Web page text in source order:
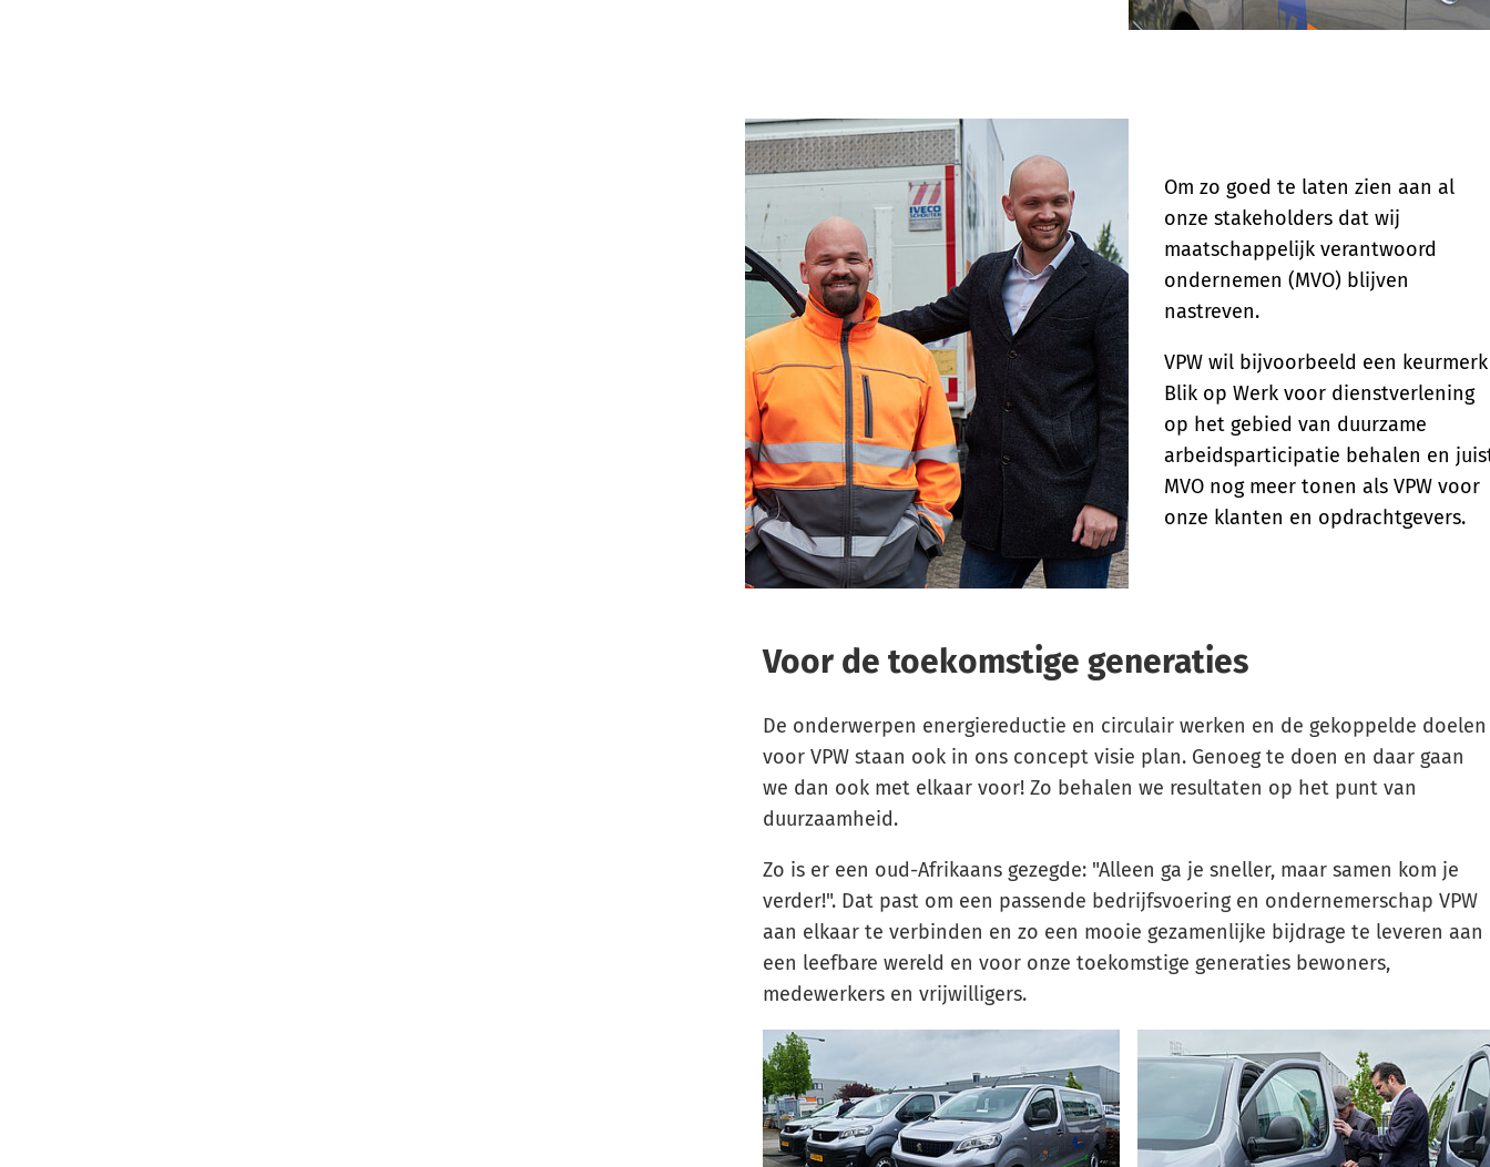
Om zo goed te laten zien aan al
onze stakeholders dat wij
maatschappelijk verantwoord
ondernemen (MVO) blijven
nastreven.
VPW wil bijvoorbeeld een keurmerk
Blik op Werk voor dienstverlening
op het gebied van duurzame
arbeidsparticipatie behalen en
MVO nog meer tonen als VPW voor
onze klanten en opdrachtgevers.
Voor de toekomstige generaties
De onderwerpen energiereductie en circulair werken en de gekoppelde doelen
voor VPW staan ook in ons concept visie plan. Genoeg te doen en daar gaan
we dan ook met elkaar voor! Zo behalen we resultaten op het punt van
duurzaamheid.
Zo is er een oud-Afrikaans gezegde: "Alleen ga je sneller, maar samen kom je
verder!". Dat past om een passende bedrijfsvoering en ondernemerschap VPW
aan elkaar te verbinden en zo een mooie gezamenlijke bijdrage te leveren aan
een leefbare wereld en voor onze toekomstige generaties bewoners,
medewerkers en vrijwilligers.